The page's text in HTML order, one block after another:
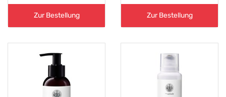
Zur Bestellung Zur Bestellung